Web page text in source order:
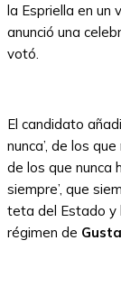
la Espriella en un
anunció una
votó.
El candidato
nunca’, de los
de los que nunca
siempre’, que
teta del Estado y
régimen de